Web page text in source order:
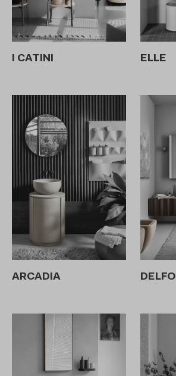
I CATINI ELLE
ARCADIA DELFO